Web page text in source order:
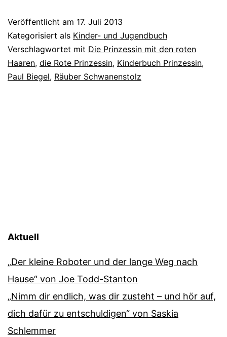
Veröffentlicht am 17. Juli 2013
Kategorisiert als Kinder- und Jugendbuch
Verschlagwortet mit Die Prinzessin mit den roten
Haaren, die Rote Prinzessin, Kinderbuch Prinzessin,
Paul Biegel, Räuber Schwanenstolz
Aktuell
„Der kleine Roboter und der lange Weg nach
Hause“ von Joe Todd-Stanton
„Nimm dir endlich, was dir zusteht – und hör auf,
dich dafür zu entschuldigen“ von Saskia
Schlemmer